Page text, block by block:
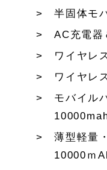
半固体モ
AC充電器
ワイヤレ
ワイヤレ
モバイル
薄型軽量
10000ｍ